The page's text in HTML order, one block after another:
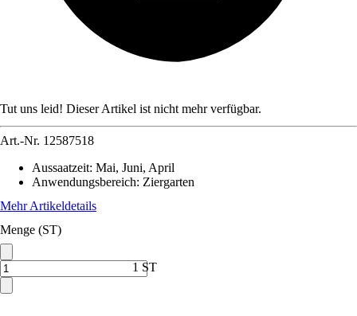
Tut uns leid! Dieser Artikel ist nicht mehr verfügbar.
Art.-Nr. 12587518
Aussaatzeit: Mai, Juni, April
Anwendungsbereich: Ziergarten
Mehr Artikeldetails
Menge (ST)
1 ST